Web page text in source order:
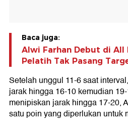
Baca juga:
Alwi Farhan Debut di All
Pelatih Tak Pasang
Setelah unggul 11-6 saat
jarak hingga 16-10 kemudian
menipiskan jarak hingga 17-20,
satu poin yang diperlukan untuk